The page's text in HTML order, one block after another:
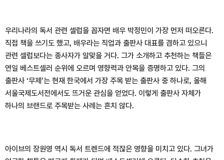
우리나라의 독서 관련 셀럽을 꼽자면 배우 박정민이 가장 먼저 떠오른다.
직접 책을 쓰기도 했고, 배우라는 직업과 출판사 대표를 겸하고 있으니
관련 셀럽보다는 종사자가 알맞을 거다. 그가 소개하고 추천하는 책들은
연일 베스트셀러 순위에 오르며 영향력과 안목을 증명하고 있다. 그의
출판사 ‘무제’는 현재 한국에서 가장 주목 받는 출판사 중 하나로, 올해
서울국제도서전에서도 뜨거운 관심을 얻었다. 이렇게 출판사 자체가
하나의 브랜드로 주목받는 사례는 흔치 않다.
아이브의 장원영 역시 독서 트렌드에 적잖은 영향을 미치고 있다. 그녀가